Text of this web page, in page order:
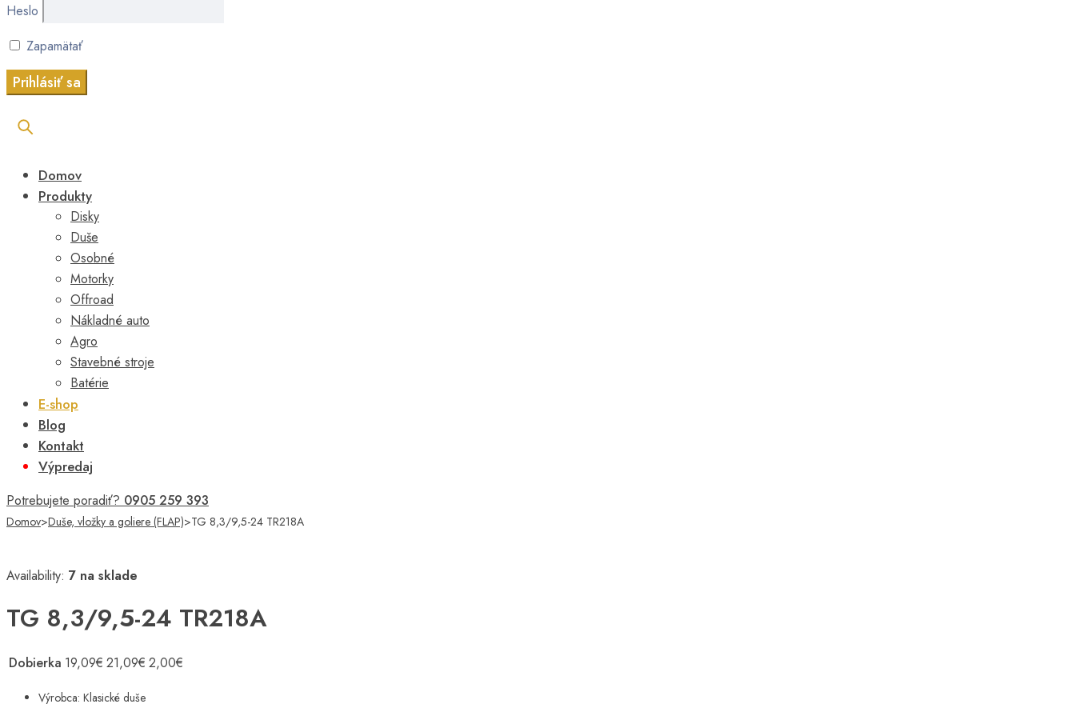
Heslo
Zapamätať
Domov
Produkty
Disky
Duše
Osobné
Motorky
Offroad
Nákladné auto
Agro
Stavebné stroje
Batérie
E-shop
Blog
Kontakt
Výpredaj
Potrebujete poradiť? 0905 259 393
Domov>Duše, vložky a goliere (FLAP)>TG 8,3/9,5-24 TR218A
Availability: 7 na sklade
TG 8,3/9,5-24 TR218A
Dobierka 19,09€ 21,09€ 2,00€
Výrobca: Klasické duše